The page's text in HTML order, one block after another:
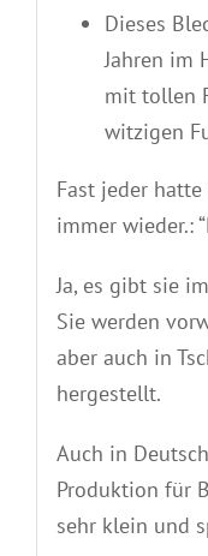
Dieses
Jahren im
mit tollen
witzigen
Fast jeder
immer wieder.:
Ja, es gibt sie
Sie werden
aber auch in
hergestellt.
Auch in
Produktion für
sehr klein und